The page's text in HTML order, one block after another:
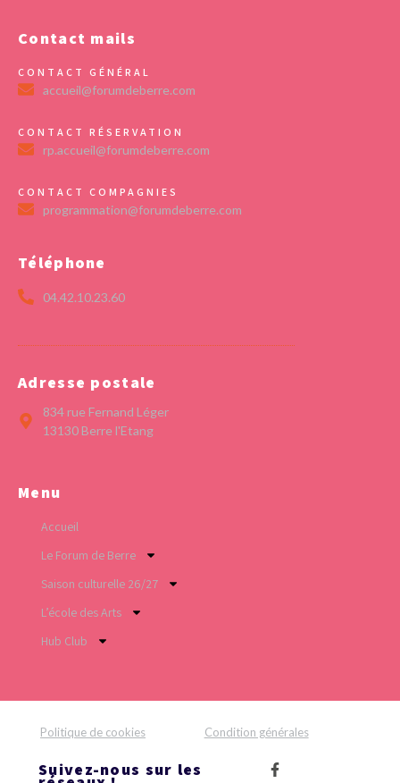
Contact mails
CONTACT GÉNÉRAL
accueil@forumdeberre.com
CONTACT RÉSERVATION
rp.accueil@forumdeberre.com
CONTACT COMPAGNIES
programmation@forumdeberre.com
Téléphone
04.42.10.23.60
Adresse postale
834 rue Fernand Léger
13130 Berre l'Etang
Menu
Accueil
Le Forum de Berre
Saison culturelle 26/27
L’école des Arts
Hub Club
Politique de cookies Condition générales
Suivez-nous sur les